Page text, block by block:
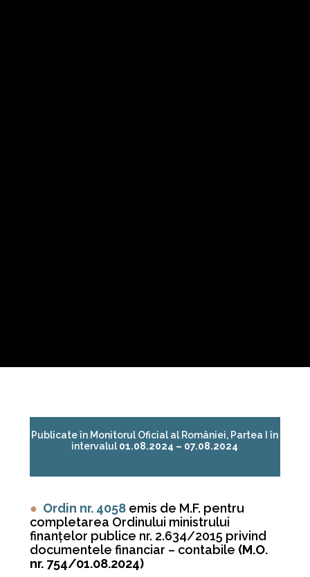
Publicate în Monitorul Oficial al României, Partea I în
intervalul 01.08.2024 – 07.08.2024
● Ordin nr. 4058 emis de M.F. pentru
completarea Ordinului ministrului
finanţelor publice nr. 2.634/2015 privind
documentele financiar – contabile (M.O.
nr. 754/01.08.2024)